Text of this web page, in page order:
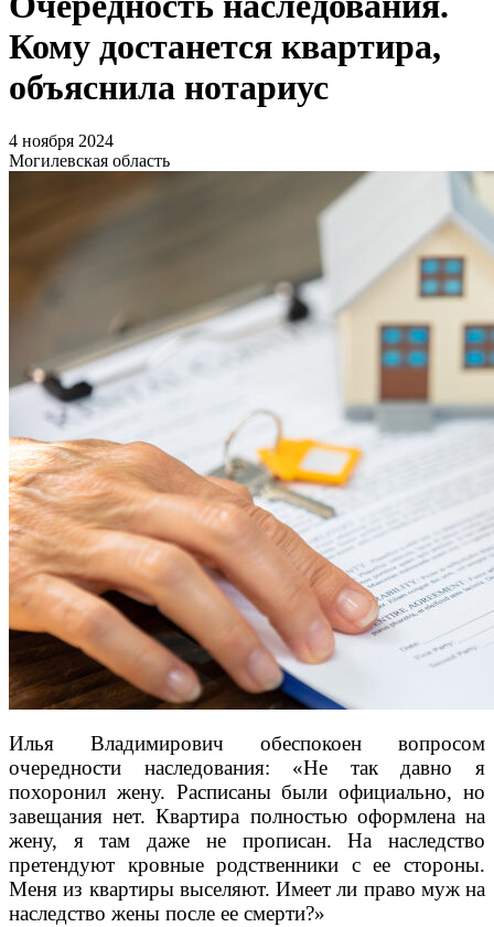
Кому достанется квартира,
объяснила нотариус
4 ноября 2024
Могилевская область
Илья Владимирович обеспокоен вопросом
очередности наследования: «Не так давно я
похоронил жену. Расписаны были официально, но
завещания нет. Квартира полностью оформлена на
жену, я там даже не прописан. На наследство
претендуют кровные родственники с ее стороны.
Меня из квартиры выселяют. Имеет ли право муж на
наследство жены после ее смерти?»